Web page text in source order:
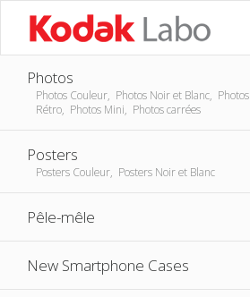
Photos
Photos Couleur, Photos Noir et Blanc, Photos
Rétro, Photos Mini, Photos carrées
Posters
Posters Couleur, Posters Noir et Blanc
Pêle-mêle
New Smartphone Cases